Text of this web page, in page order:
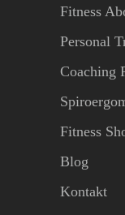
Fitness
Personal
Coaching
Fitness
Blog
Kontakt